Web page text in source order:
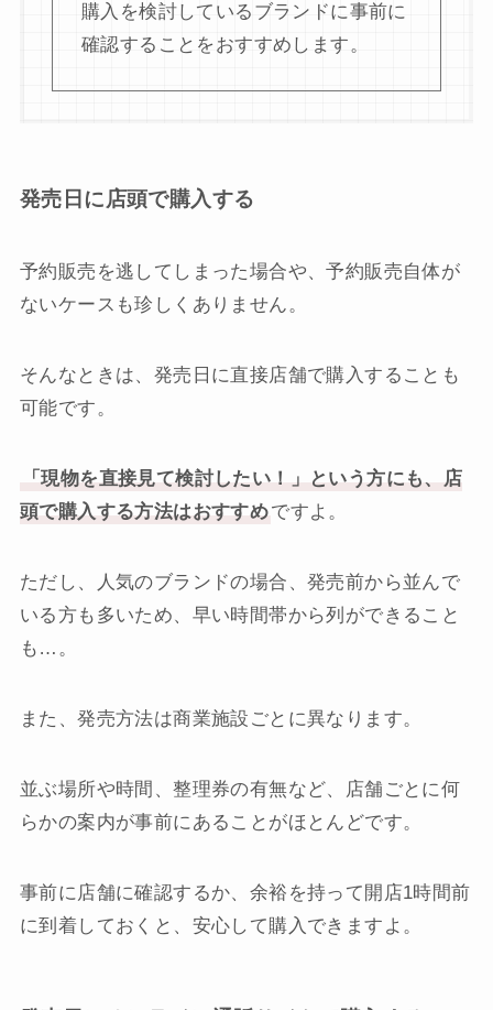
購入を検討しているブランドに事前に
確認することをおすすめします。
発売日に店頭で購入する
予約販売を逃してしまった場合や、予約販売自体が
ないケースも珍しくありません。
そんなときは、発売日に直接店舗で購入することも
可能です。
「現物を直接見て検討したい！」という方にも、店
頭で購入する方法はおすすめですよ。
ただし、人気のブランドの場合、発売前から並んで
いる方も多いため、早い時間帯から列ができること
も…。
また、発売方法は商業施設ごとに異なります。
並ぶ場所や時間、整理券の有無など、店舗ごとに何
らかの案内が事前にあることがほとんどです。
事前に店舗に確認するか、余裕を持って開店1時間前
に到着しておくと、安心して購入できますよ。